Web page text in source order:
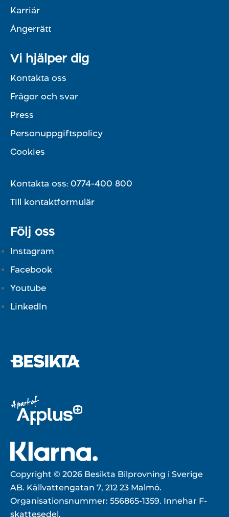
Karriär
Ångerrätt
Vi hjälper dig
Kontakta oss
Frågor och svar
Press
Personuppgiftspolicy
Cookies
Kontakta oss: 0774-400 800
Till kontaktformulär
Följ oss
Instagram
Facebook
Youtube
LinkedIn
Copyright © 2026 Besikta Bilprovning i Sverige
AB. Källvattengatan 7, 212 23 Malmö.
Organisationsnummer: 556865-1359. Innehar F-
skattesedel.